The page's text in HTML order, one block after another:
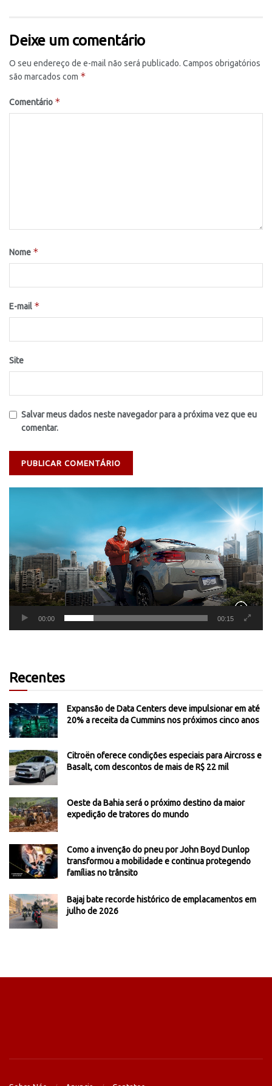
Deixe um comentário
O seu endereço de e-mail não será publicado. Campos obrigatórios
são marcados com *
Comentário *
Nome *
E-mail *
Site
Salvar meus dados neste navegador para a próxima vez que eu
comentar.
00:00 00:15
Recentes
Expansão de Data Centers deve impulsionar em até
20% a receita da Cummins nos próximos cinco anos
Citroën oferece condições especiais para Aircross e
Basalt, com descontos de mais de R$ 22 mil
Oeste da Bahia será o próximo destino da maior
expedição de tratores do mundo
Como a invenção do pneu por John Boyd Dunlop
transformou a mobilidade e continua protegendo
famílias no trânsito
Bajaj bate recorde histórico de emplacamentos em
julho de 2026